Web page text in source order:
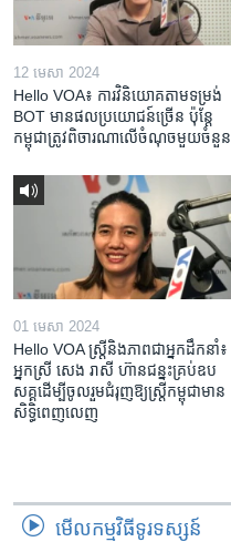
12 មេសា 2024
Hello VOA៖ ការ​វិនិយោគ​តាម​ទម្រង់ ​
BOT​ មាន​ផល​ប្រយោជន៍​ច្រើន ប៉ុន្តែ​
កម្ពុជា​ត្រូវ​ពិចារណា​លើ​ចំណុច​មួយ​ចំនួន
01 មេសា 2024
Hello VOA ស្ត្រីនិងភាពជាអ្នកដឹកនាំ៖
អ្នកស្រី សេង រាសី ហ៊ានជន្នះគ្រប់ឧប
សគ្គដើម្បីចូលរួមជំរុញឱ្យស្រ្តីកម្ពុជាមាន
សិទ្ធិពេញលេញ
មើល​កម្មវិធី​ទូរទស្សន៍